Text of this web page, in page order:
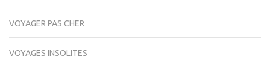
VOYAGER PAS CHER
VOYAGES INSOLITES